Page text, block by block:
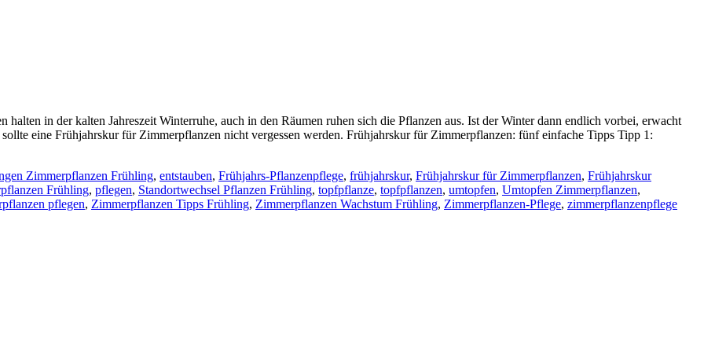
in der kalten Jahreszeit Winterruhe, auch in den Räumen ruhen sich die Pflanzen aus. Ist der Winter dann endlich vorbei, erwacht
eine Frühjahrskur für Zimmerpflanzen nicht vergessen werden. Frühjahrskur für Zimmerpflanzen: fünf einfache Tipps Tipp 1:
Zimmerpflanzen Frühling, entstauben, Frühjahrs-Pflanzenpflege, frühjahrskur, Frühjahrskur für Zimmerpflanzen, Frühjahrskur
Frühling, pflegen, Standortwechsel Pflanzen Frühling, topfpflanze, topfpflanzen, umtopfen, Umtopfen Zimmerpflanzen,
pflegen, Zimmerpflanzen Tipps Frühling, Zimmerpflanzen Wachstum Frühling, Zimmerpflanzen-Pflege, zimmerpflanzenpflege